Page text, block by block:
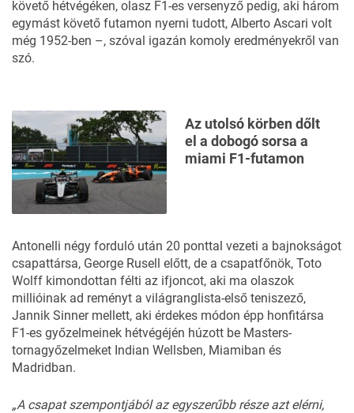
követő hétvégéken, olasz F1-es versenyző pedig, aki három
egymást követő futamon nyerni tudott, Alberto Ascari volt
még 1952-ben –, szóval igazán komoly eredményekről van
szó.
Az utolsó körben dőlt
el a dobogó sorsa a
miami F1-futamon
Antonelli négy forduló után 20 ponttal vezeti a bajnokságot
csapattársa, George Rusell előtt, de a csapatfőnök, Toto
Wolff kimondottan félti az ifjoncot, aki ma olaszok
millióinak ad reményt a világranglista-első teniszező,
Jannik Sinner mellett, aki érdekes módon épp honfitársa
F1-es győzelmeinek hétvégéjén húzott be Masters-
tornagyőzelmeket Indian Wellsben, Miamiban és
Madridban.
„A csapat szempontjából az egyszerűbb része azt elérni,